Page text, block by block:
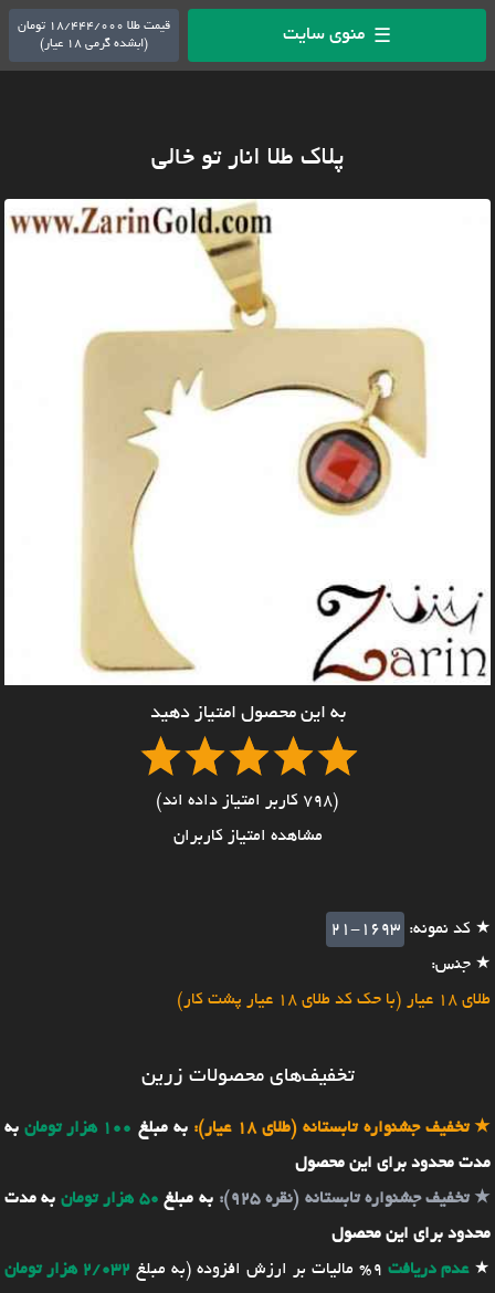
☰ منوی سایت
قیمت طلا 18/444/000 تومان
(ابشده گرمی 18 عیار)
پلاک طلا انار تو خالی
به این محصول امتیاز دهید
(798 کاربر امتیاز داده اند)
مشاهده امتیاز کاربران
★ کد نمونه: 21-1693
★ جنس:
طلای 18 عیار (با حک کد طلای 18 عیار پشت کار)
تخفیف‌های محصولات زرین
★تخفیف جشنواره تابستانه (طلای 18 عیار): به مبلغ 100 هزار تومان
به
مدت محدود برای این محصول
★تخفیف جشنواره تابستانه (نقره 925): به مبلغ 50 هزار تومان
به مدت
محدود برای این محصول
★عدم دریافت 9% مالیات بر ارزش افزوده (به مبلغ
2/032 هزار تومان